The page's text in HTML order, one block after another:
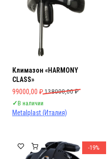
Климазон «HARMONY
CLASS»
138000,00₽
Первоначальная цена
99000,00 ₽
Текущая цена: 99000,00 ₽.
✓В наличии
Metalplast (Италия)
-19%